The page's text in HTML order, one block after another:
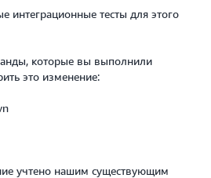
интеграционные тесты для этого
которые вы выполнили
это изменение:
учтено нашим существующим